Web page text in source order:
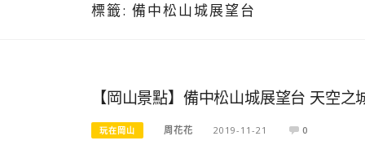
標籤: 備中松山城展望台
【岡山景點】備中松山城展望台 天空
玩在岡山 周花花 2019-11-21 0